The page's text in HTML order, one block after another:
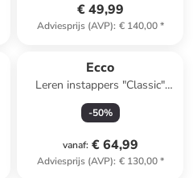
€ 49,99
Adviesprijs (AVP): € 140,00*
Ecco
Leren instappers "Classic"
lichtbruin
-50%
vanaf: € 64,99
Adviesprijs (AVP): € 130,00*